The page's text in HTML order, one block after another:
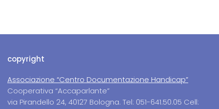
copyright
Associazione “Centro Documentazione Handicap”
Cooperativa “Accaparlante”
via Pirandello 24, 40127 Bologna. Tel: 051-641.50.05 Cell: